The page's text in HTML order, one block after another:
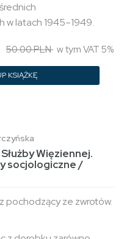
w latach 1945–1949.
50.00 PLN w tym VAT 5%
KSIĄŻKĘ
Więziennej.
socjologiczne /
pochodzący ze zwrotów.